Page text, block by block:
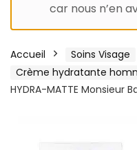
car nous n’en
Accueil
Soins Visage
Crème hydratante
HYDRA-MATTE Monsieur